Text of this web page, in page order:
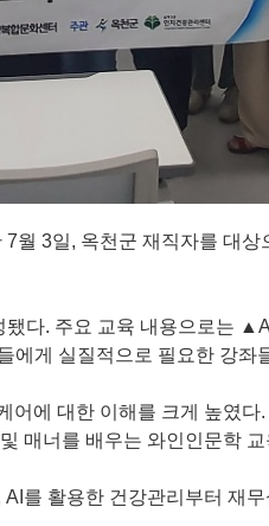
3일, 옥천군 재직자를 대
됐다. 주요 교육 내용으로
게 실질적으로 필요한 강좌
에 대한 이해를 크게 높였
매너를 배우는 와인인문학
를 활용한 건강관리부터 재